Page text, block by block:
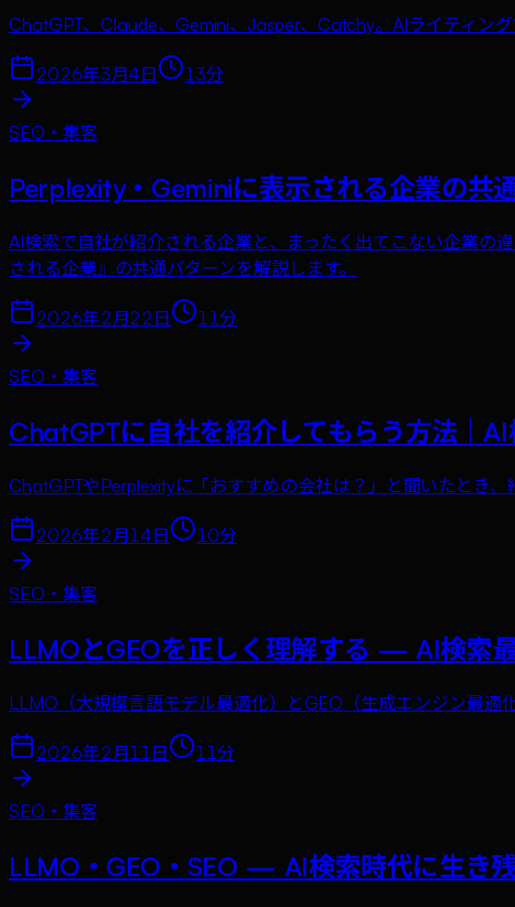
ChatGPT、Claude、Gemini、Jasper、Catchy。AIライティン
2026年3月4日 13分
SEO・集客
Perplexity・Geminiに表示される企業の共
AI検索で自社が紹介される企業と、まったく出てこない企業の
される企業』の共通パターンを解説します。
2026年2月22日 11分
SEO・集客
ChatGPTに自社を紹介してもらう方法｜
ChatGPTやPerplexityに「おすすめの会社は？」と聞いたとき
2026年2月14日 10分
SEO・集客
LLMOとGEOを正しく理解する — AI検索
LLMO（大規模言語モデル最適化）とGEO（生成エンジン最適
2026年2月11日 11分
SEO・集客
LLMO・GEO・SEO — AI検索時代に生き